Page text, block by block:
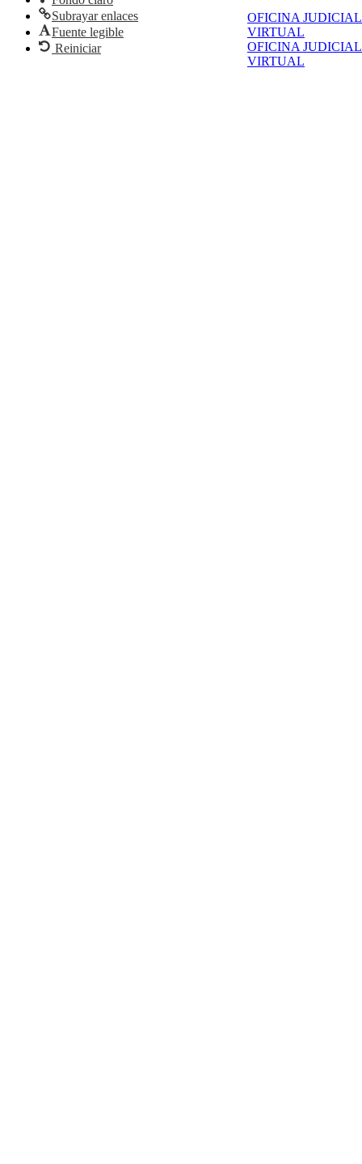
OFICINA JUDICIAL
VIRTUAL
OFICINA JUDICIAL
VIRTUAL
Subrayar enlaces
Fuente legible
Reiniciar